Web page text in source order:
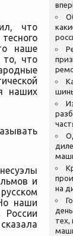
что
наше
то, что
наших
и
наши
России
на
тех,